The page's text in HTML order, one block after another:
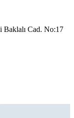
Baklalı Cad. No:17